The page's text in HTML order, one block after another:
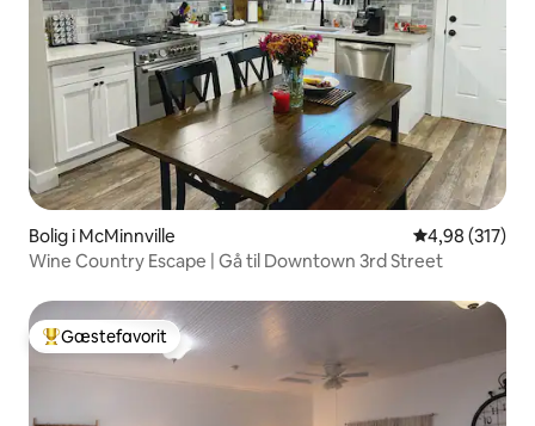
Bolig i McMinnville 4,98 ud af 5 i
4,98 (317)
Wine Country Escape | Gå til Downtown 3rd Street
Bedste gæstefavorit
Gæstefavorit